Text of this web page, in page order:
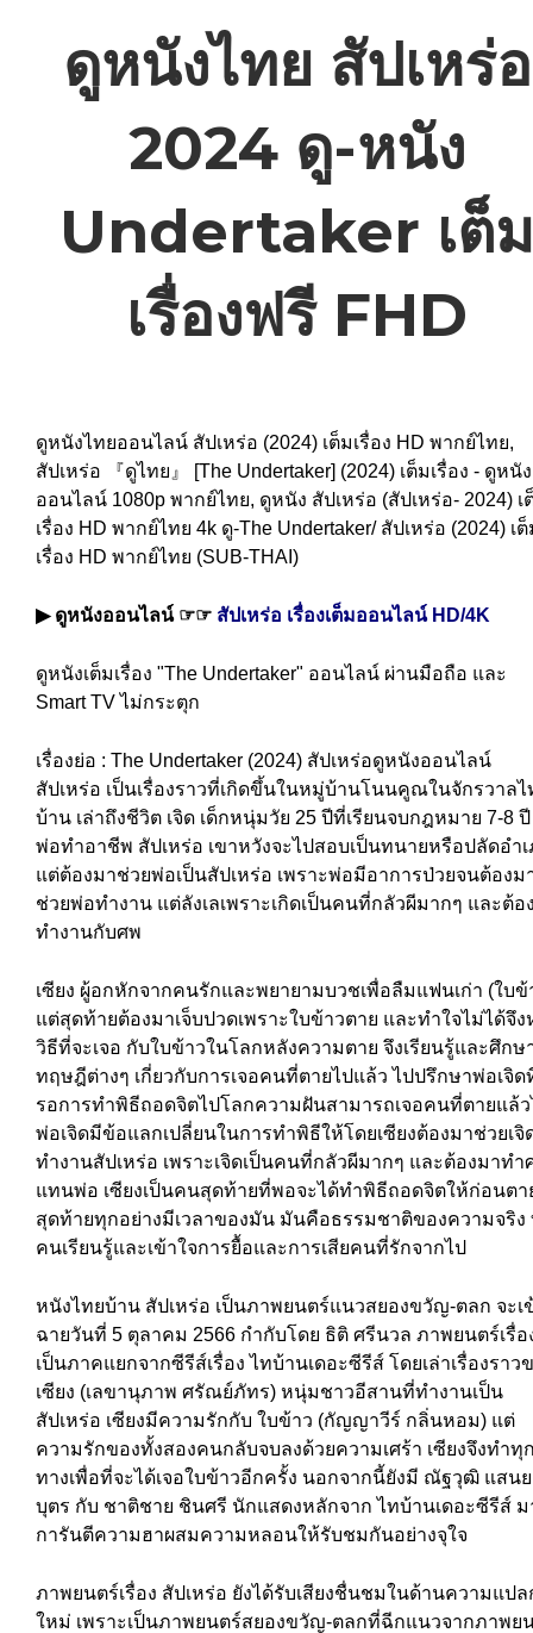
ดูหนังไทย สัปเหร่อ
2024 ดู-หนัง
Undertaker เต็
เรื่องฟรี FHD
ดูหนังไทยออนไลน์ สัปเหร่อ (2024) เต็มเรื่อง HD พากย์ไทย,
สัปเหร่อ 『ดูไทย』 [The Undertaker] (2024) เต็มเรื่อง - ดูหนัง
ออนไลน์ 1080p พากย์ไทย, ดูหนัง สัปเหร่อ (สัปเหร่อ- 2024) เ
เรื่อง HD พากย์ไทย 4k ดู-The Undertaker/ สัปเหร่อ (2024) เ
เรื่อง HD พากย์ไทย (SUB-THAI)
▶ ดูหนังออนไลน์ ☞☞ สัปเหร่อ เรื่องเต็มออนไลน์ HD/4K
ดูหนังเต็มเรื่อง "The Undertaker" ออนไลน์ ผ่านมือถือ และ
Smart TV ไม่กระตุก
เรื่องย่อ : The Undertaker (2024) สัปเหร่อดูหนังออนไลน์
สัปเหร่อ เป็นเรื่องราวที่เกิดขึ้นในหมู่บ้านโนนคูณในจักรวาลไ
บ้าน เล่าถึงชีวิต เจิด เด็กหนุ่มวัย 25 ปีที่เรียนจบกฎหมาย 7-8
พ่อทำอาชีพ สัปเหร่อ เขาหวังจะไปสอบเป็นทนายหรือปลัดอำ
แต่ต้องมาช่วยพ่อเป็นสัปเหร่อ เพราะพ่อมีอาการป่วยจนต้องม
ช่วยพ่อทำงาน แต่ลังเลเพราะเกิดเป็นคนที่กลัวผีมากๆ และต้อ
ทำงานกับศพ
เซียง ผู้อกหักจากคนรักและพยายามบวชเพื่อลืมแฟนเก่า (ใบข้
แต่สุดท้ายต้องมาเจ็บปวดเพราะใบข้าวตาย และทำใจไม่ได้จึง
วิธีที่จะเจอ กับใบข้าวในโลกหลังความตาย จึงเรียนรู้และศึกษ
ทฤษฎีต่างๆ เกี่ยวกับการเจอคนที่ตายไปแล้ว ไปปรึกษาพ่อเจิด
รอการทำพิธีถอดจิตไปโลกความฝันสามารถเจอคนที่ตายแล้ว
พ่อเจิดมีข้อแลกเปลี่ยนในการทำพิธีให้โดยเซียงต้องมาช่วยเจิ
ทำงานสัปเหร่อ เพราะเจิดเป็นคนที่กลัวผีมากๆ และต้องมาทำ
แทนพ่อ เซียงเป็นคนสุดท้ายที่พอจะได้ทำพิธีถอดจิตให้ก่อนตา
สุดท้ายทุกอย่างมีเวลาของมัน มันคือธรรมชาติของความจริง
คนเรียนรู้และเข้าใจการยื้อและการเสียคนที่รักจากไป
หนังไทยบ้าน สัปเหร่อ เป็นภาพยนตร์แนวสยองขวัญ-ตลก จะเ
ฉายวันที่ 5 ตุลาคม 2566 กำกับโดย ธิติ ศรีนวล ภาพยนตร์เรื่อ
เป็นภาคแยกจากซีรีส์เรื่อง ไทบ้านเดอะซีรีส์ โดยเล่าเรื่องราว
เซียง (เลขานุภาพ ศรัณย์ภัทร) หนุ่มชาวอีสานที่ทำงานเป็น
สัปเหร่อ เซียงมีความรักกับ ใบข้าว (กัญญาวีร์ กลิ่นหอม) แต่
ความรักของทั้งสองคนกลับจบลงด้วยความเศร้า เซียงจึงทำทุ
ทางเพื่อที่จะได้เจอใบข้าวอีกครั้ง นอกจากนี้ยังมี ณัฐวุฒิ แสน
บุตร กับ ชาติชาย ชินศรี นักแสดงหลักจาก ไทบ้านเดอะซีรีส์ ม
การันตีความฮาผสมความหลอนให้รับชมกันอย่างจุใจ
ภาพยนตร์เรื่อง สัปเหร่อ ยังได้รับเสียงชื่นชมในด้านความแปล
ใหม่ เพราะเป็นภาพยนตร์สยองขวัญ-ตลกที่ฉีกแนวจากภาพย